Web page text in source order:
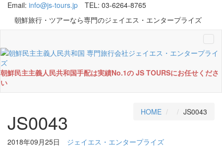
Email: info@js-tours.jp
TEL: 03-6264-8765
朝鮮旅行・ツアーなら専門のジェイエス・エンタープライズ
朝鮮民主主義人民共和国手配は実績No.1の JS TOURSにお任せくださ
い
JS0043 HOME JS0043
2018年09月25日 ジェイエス・エンタープライズ